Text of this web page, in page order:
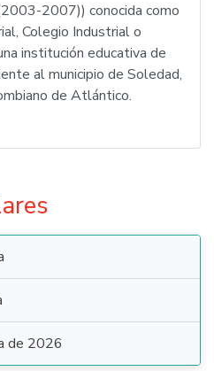
2007)) conocida como
Colegio Industrial o
institución educativa de
al municipio de Soledad,
de Atlántico.
de 2026